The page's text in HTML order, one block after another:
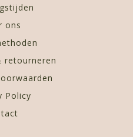
ons
retourneren
Policy